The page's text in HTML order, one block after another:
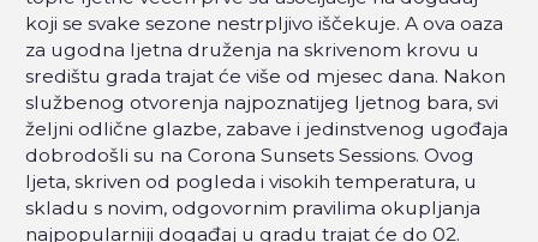
koji se svake sezone nestrpljivo iščekuje. A ova oaza
za ugodna ljetna druženja na skrivenom krovu u
središtu grada trajat će više od mjesec dana. Nakon
službenog otvorenja najpoznatijeg ljetnog bara, svi
željni odlične glazbe, zabave i jedinstvenog ugođaja
dobrodošli su na Corona Sunsets Sessions. Ovog
ljeta, skriven od pogleda i visokih temperatura, u
skladu s novim, odgovornim pravilima okupljanja
najpopularniji događaj u gradu trajat će do 02.